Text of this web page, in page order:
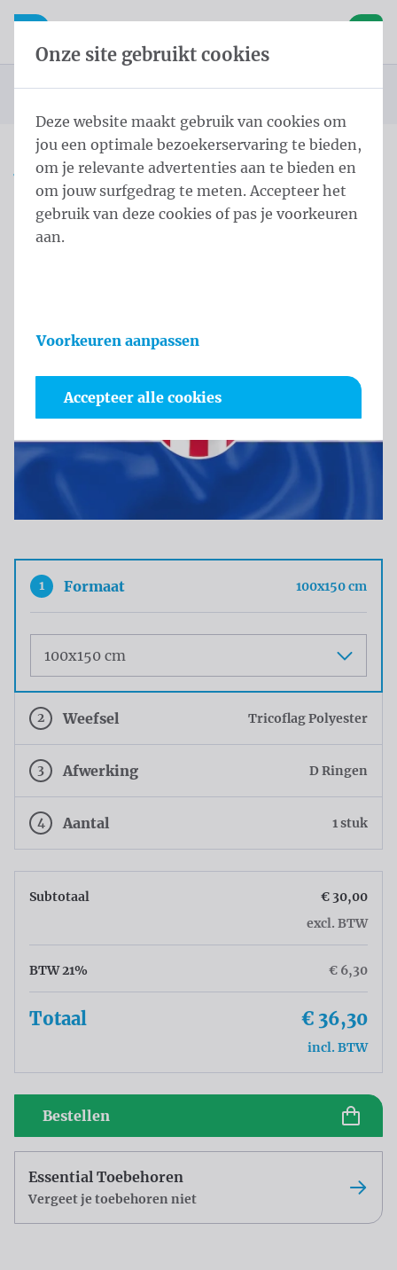
Inhoud overslaan
Taalkeuze overslaan
Open mobiele navigatie
Startpagina
Producten
Vlaggen
Officiële vlaggen
Landenvlaggen
Landenvlaggen Europa Vlag Kroatië 100x150 cm
Vlag Kroatië 100x150 cm
Productinformatie
1 Formaat 100x150 cm
2 Weefsel Tricoflag Polyester
3 Afwerking D Ringen
4 Aantal 1 stuk
Subtotaal
€ 30,00
excl. BTW
BTW 21% € 6,30
Totaal € 36,30
incl. BTW
Bestellen
Essential Toebehoren
Vergeet je toebehoren niet
Onze site gebruikt cookies
Deze website maakt gebruik van cookies om
jou een optimale bezoekerservaring te bieden,
om je relevante advertenties aan te bieden en
om jouw surfgedrag te meten. Accepteer het
gebruik van deze cookies of pas je voorkeuren
aan.
Voorkeuren aanpassen
Accepteer alle cookies